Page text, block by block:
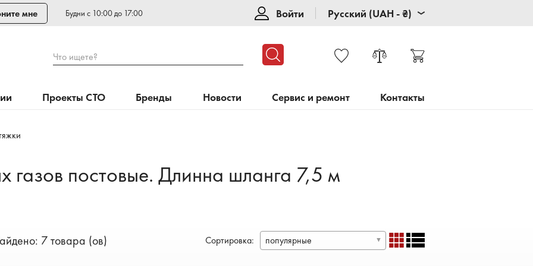
мне Будни с 10:00 до 17:00 Войти Русский (UAH - ₴)
Что ищете?
Проекты СТО Бренды Новости Сервис и ремонт Контакты
газов постовые. Длинна шланга 7,5 м
7 товара (ов) Сортировка: популярные